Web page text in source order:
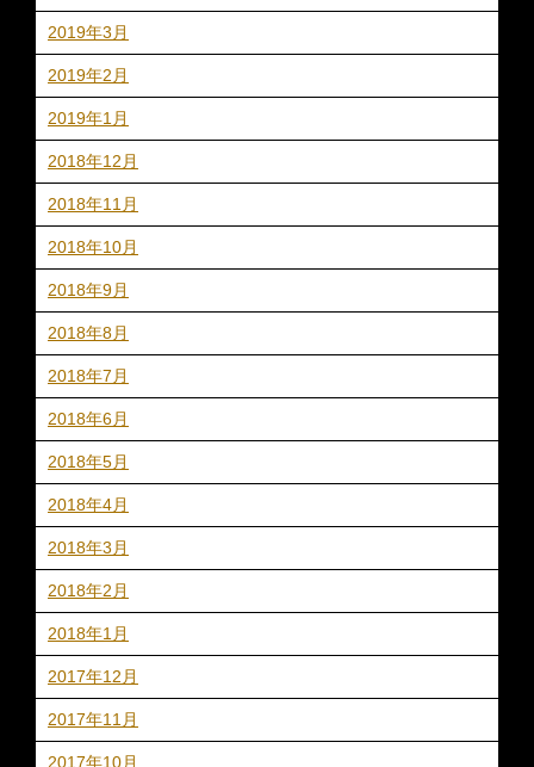
2019年3月
2019年2月
2019年1月
2018年12月
2018年11月
2018年10月
2018年9月
2018年8月
2018年7月
2018年6月
2018年5月
2018年4月
2018年3月
2018年2月
2018年1月
2017年12月
2017年11月
2017年10月